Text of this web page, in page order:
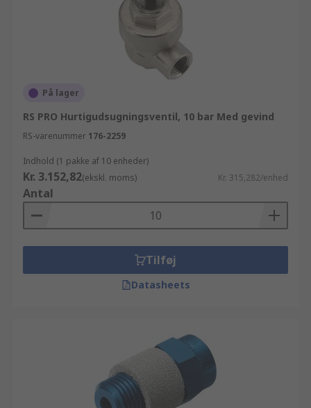
På lager
RS PRO Hurtigudsugningsventil, 10 bar Med gevind
RS-varenummer 176-2259
Indhold (1 pakke af 10 enheder)
Kr. 3.152,82(ekskl. moms) Kr. 315,282/enhed
Antal
Tilføj
Datasheets